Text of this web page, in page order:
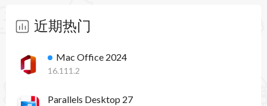
近期热门
Mac Office 2024
16.111.2
Parallels Desktop 27